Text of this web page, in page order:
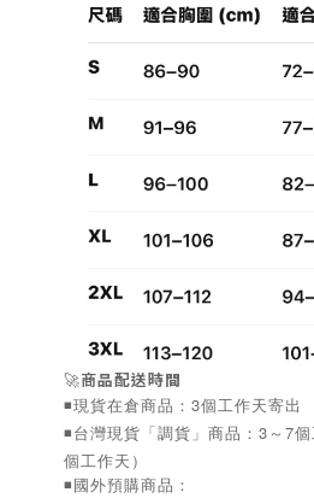
🚀商品配送時間
◾️現貨在倉商品：3個工作天寄出
◾️台灣現貨「調貨」商品：3～7
個工作天）
◾️國外預購商品：